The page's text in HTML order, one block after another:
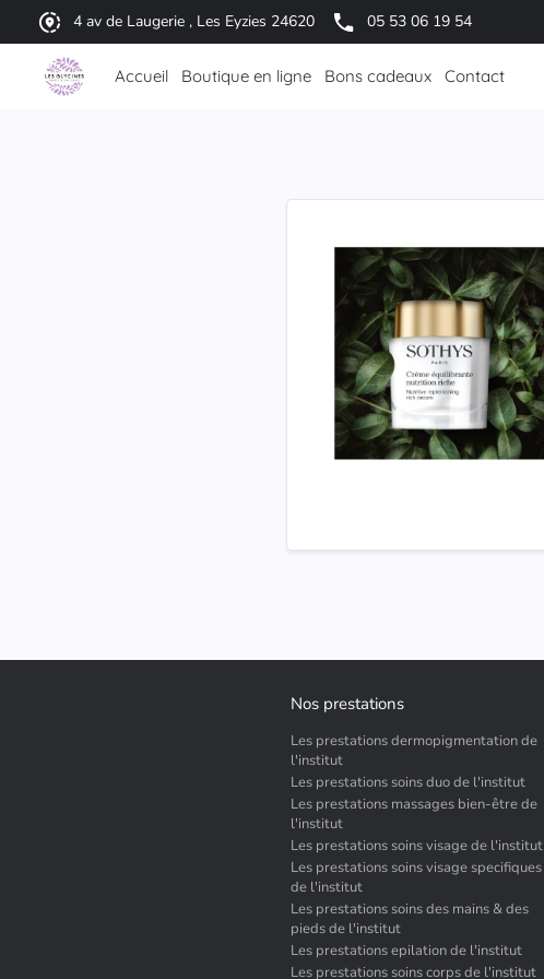
4 av de Laugerie , Les Eyzies 24620 05 53 06 19 54
Accueil Boutique en ligne Bons cadeaux Contact
Nos prestations
Les prestations dermopigmentation de
l'institut
Les prestations soins duo de l'institut
Les prestations massages bien-être de
l'institut
Les prestations soins visage de l'institut
Les prestations soins visage specifiques
de l'institut
Les prestations soins des mains & des
pieds de l'institut
Les prestations epilation de l'institut
Les prestations soins corps de l'institut